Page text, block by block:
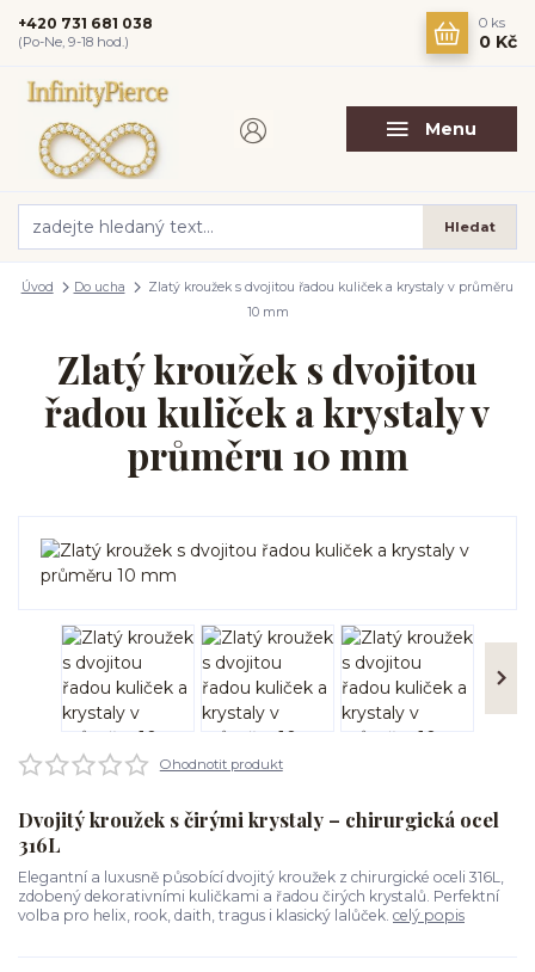
Menu
Hledat
+420 731 681 038
(Po-Ne, 9-18 hod.)
0 ks
0 Kč
Úvod Do ucha
Zlatý kroužek s dvojitou řadou kuliček a krystaly v průměru
10 mm
Zlatý kroužek s dvojitou
řadou kuliček a krystaly v
průměru 10 mm
Ohodnotit produkt
Dvojitý kroužek s čirými krystaly – chirurgická ocel
316L
Elegantní a luxusně působící dvojitý kroužek z chirurgické oceli 316L,
zdobený dekorativními kuličkami a řadou čirých krystalů. Perfektní
volba pro helix, rook, daith, tragus i klasický lalůček. celý popis